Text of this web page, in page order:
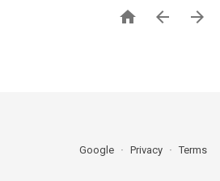
  
Google Privacy Terms